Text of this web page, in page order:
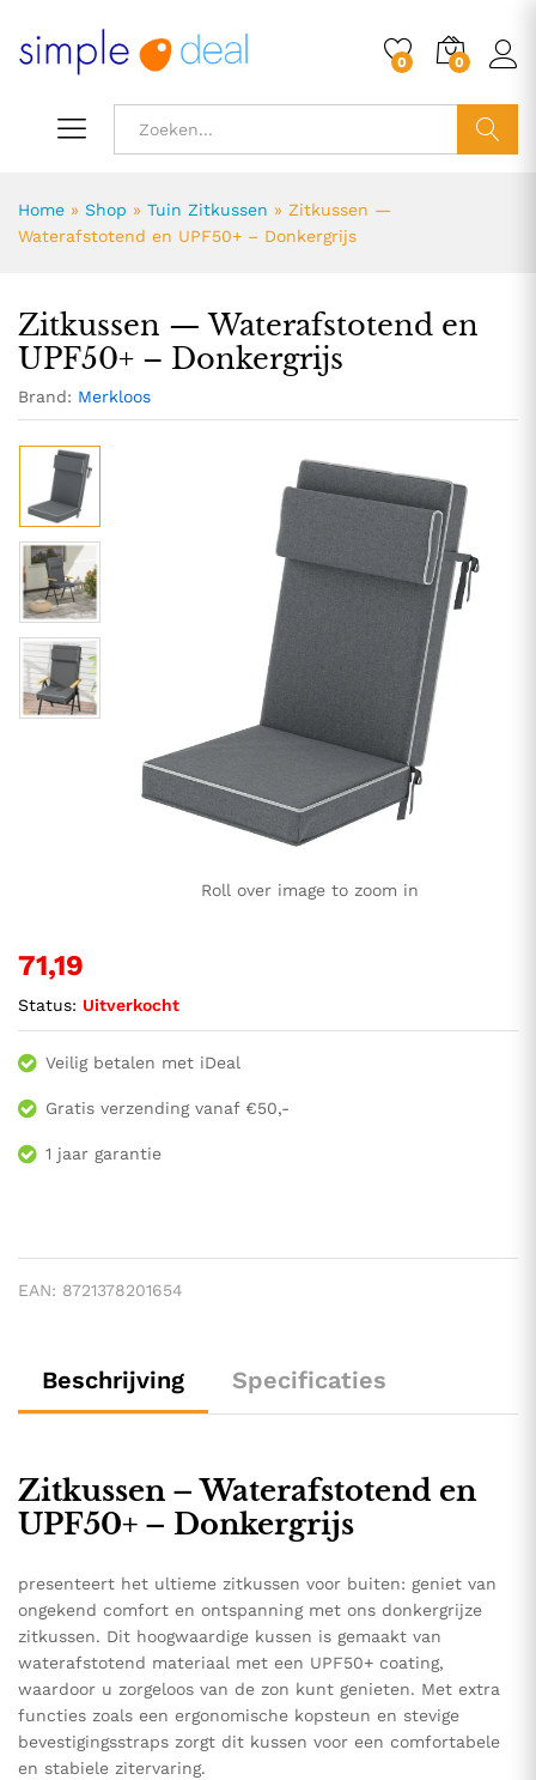
0 0
Home » Shop » Tuin Zitkussen » Zitkussen —
Waterafstotend en UPF50+ – Donkergrijs
Zitkussen — Waterafstotend en
UPF50+ – Donkergrijs
Brand: Merkloos
Roll over image to zoom in
71,19
Status: Uitverkocht
Veilig betalen met iDeal
Gratis verzending vanaf €50,-
1 jaar garantie
EAN: 8721378201654
Beschrijving Specificaties
Zitkussen – Waterafstotend en
UPF50+ – Donkergrijs
presenteert het ultieme zitkussen voor buiten: geniet van
ongekend comfort en ontspanning met ons donkergrijze
zitkussen. Dit hoogwaardige kussen is gemaakt van
waterafstotend materiaal met een UPF50+ coating,
waardoor u zorgeloos van de zon kunt genieten. Met extra
functies zoals een ergonomische kopsteun en stevige
bevestigingsstraps zorgt dit kussen voor een comfortabele
en stabiele zitervaring.